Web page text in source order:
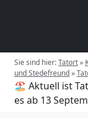
Sie sind hier:Tatort»
und Stedefreund»
🏖️ Aktuell ist
es ab 13